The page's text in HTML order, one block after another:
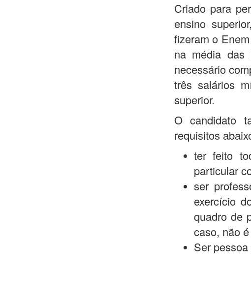
Criado para
ensino
fizeram o
na média das
necessário
três salários
superior.
O candidato
requisitos
ter feito
particular
ser
exercício
quadro de
caso, não
Ser